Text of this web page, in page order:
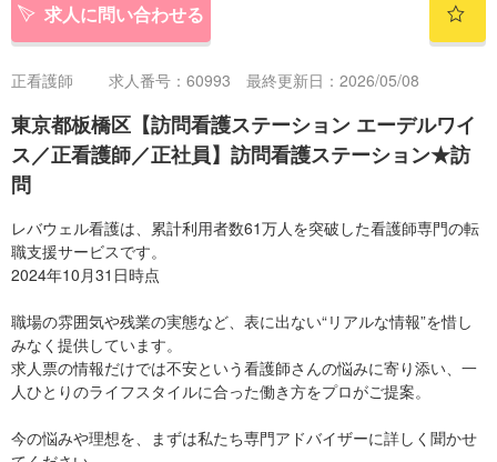
求人に問い合わせる
正看護師 求人番号：60993 最終更新日：2026/05/08
東京都板橋区【訪問看護ステーション エーデルワイ
ス／正看護師／正社員】訪問看護ステーション★訪
問
レバウェル看護は、累計利用者数61万人を突破した看護師専門の転
職支援サービスです。
2024年10月31日時点
職場の雰囲気や残業の実態など、表に出ない“リアルな情報”を惜し
みなく提供しています。
求人票の情報だけでは不安という看護師さんの悩みに寄り添い、一
人ひとりのライフスタイルに合った働き方をプロがご提案。
今の悩みや理想を、まずは私たち専門アドバイザーに詳しく聞かせ